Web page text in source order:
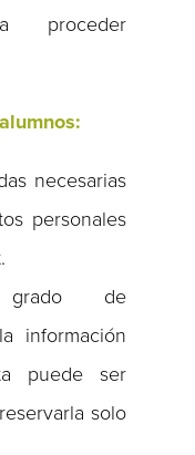
proceder
necesarias
personales
grado de
información
puede ser
solo